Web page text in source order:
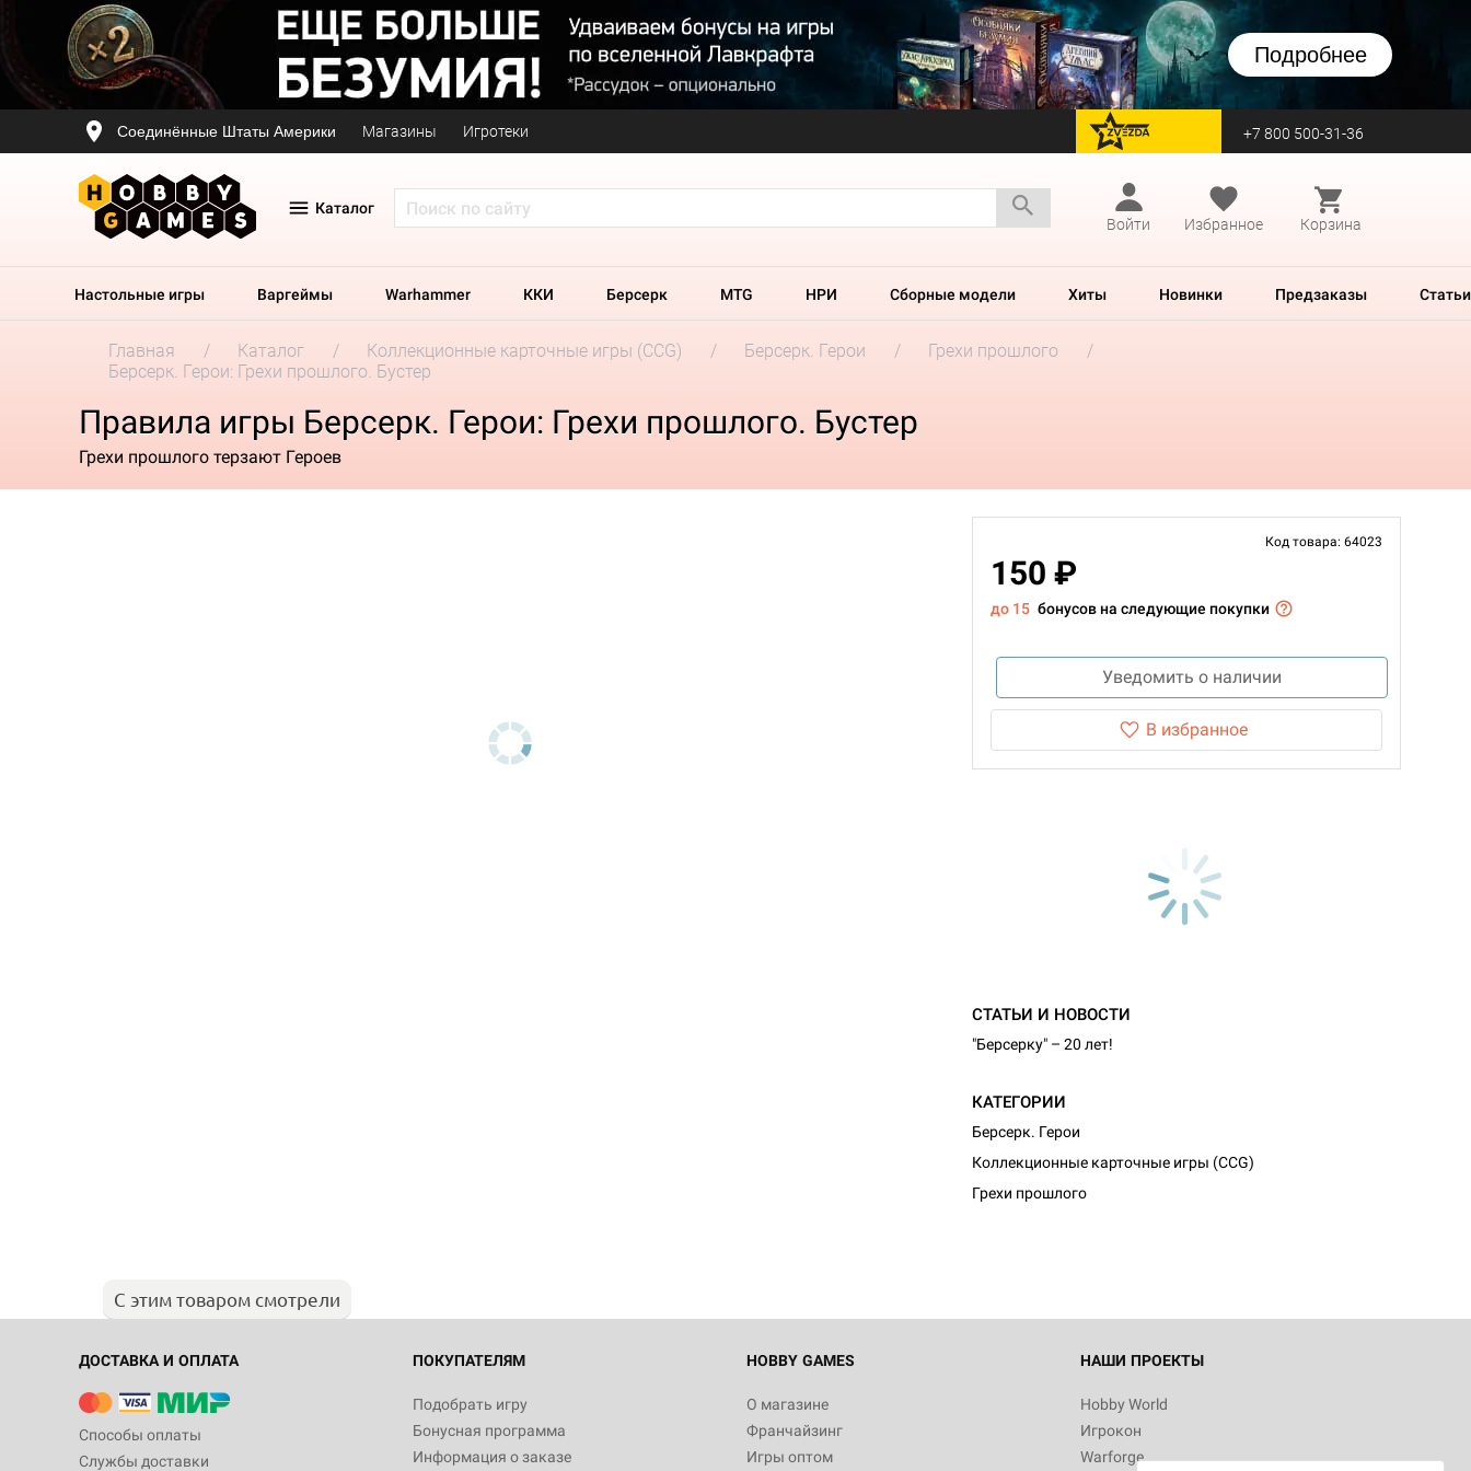
Подробнее
Соединённые Штаты Америки Магазины Игротеки перейти на Zvezda +7 800 500-31-36
Каталог
Войти
Избранное Корзина
Настольные игры Варгеймы Warhammer ККИ Берсерк MTG НРИ Сборные модели Хиты Новинки Предзаказы Статьи
Главная Каталог Коллекционные карточные игры (CCG) Берсерк. Герои
Грехи прошлого
Берсерк. Герои: Грехи прошлого. Бустер
Правила игры Берсерк. Герои: Грехи прошлого. Бустер
Грехи прошлого терзают Героев
Код товара: 64023
150 ₽
до 15 бонусов на следующие покупки
Уведомить о наличии
В избранное
СТАТЬИ И НОВОСТИ
"Берсерку" – 20 лет!
КАТЕГОРИИ
Берсерк. Герои
Коллекционные карточные игры (CCG)
Грехи прошлого
С этим товаром смотрели
ДОСТАВКА И ОПЛАТА
Способы оплаты
Службы доставки
ПОКУПАТЕЛЯМ
Подобрать игру
Бонусная программа
Информация о заказе
HOBBY GAMES
О магазине
Франчайзинг
Игры оптом
НАШИ ПРОЕКТЫ
Hobby World
Игрокон
Warforge